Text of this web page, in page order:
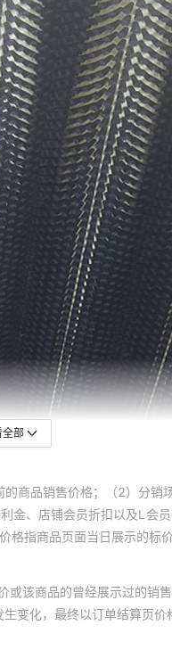
全部
商品销售价格；（2）分
、店铺会员折扣以及L会
指商品页面当日展示的
该商品的曾经展示过的销
变化，最终以订单结算页价